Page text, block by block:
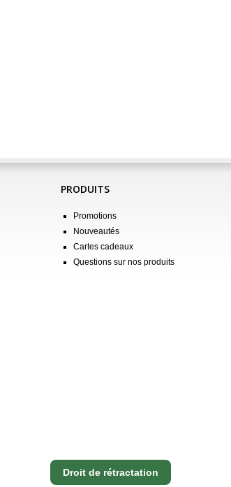
PRODUITS
Promotions
Nouveautés
Cartes cadeaux
Questions sur nos produits
Droit de rétractation